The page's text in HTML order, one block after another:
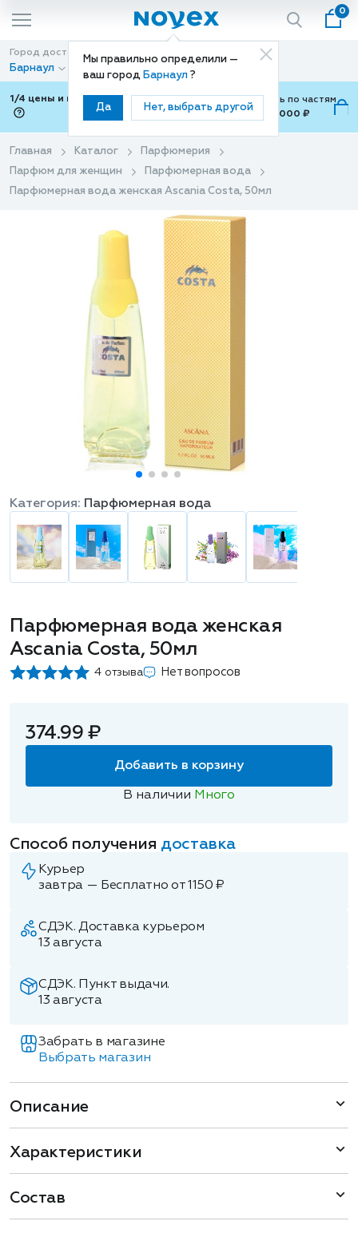
Мы правильно определили —
ваш город Барнаул ?
Да Нет, выбрать другой
0
Город доставки
Барнаул
Способ доставки
Доставка
1/4 цены и покупки ваши с Подели
Можно оплатить по частям
от 700 ₽ до 15,000 ₽
Главная Каталог
Парфюмерия
Парфюм для женщин
Парфюмерная вода
Парфюмерная вода женская Ascania Costa, 50мл
Парфюмерная вода женская
Ascania Costa, 50мл
4 отзыва Нет вопросов
Категория: Парфюмерная вода
374.99 ₽
Добавить в корзину
В наличии Много
Способ получения доставка
Курьер
завтра — Бесплатно от 1150 ₽
СДЭК. Доставка курьером
13 августа
СДЭК. Пункт выдачи.
13 августа
Забрать в магазине
Выбрать магазин
Описание
Характеристики
Состав